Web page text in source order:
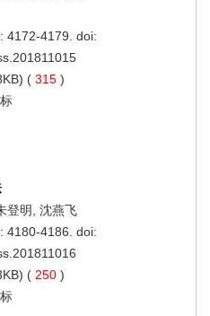
4172-4179. doi:
( 315 )
登明, 沈燕飞
4180-4186. doi:
( 250 )